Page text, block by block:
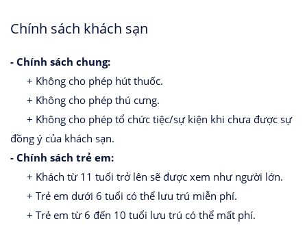
Chính sách khách sạn
- Chính sách chung:
+ Không cho phép hút thuốc.
+ Không cho phép thú cưng.
+ Không cho phép tổ chức tiệc/sự kiện khi chưa được sự
đồng ý của khách sạn.
- Chính sách trẻ em:
+ Khách từ 11 tuổi trở lên sẽ được xem như người lớn.
+ Trẻ em dưới 6 tuổi có thể lưu trú miễn phí.
+ Trẻ em từ 6 đến 10 tuổi lưu trú có thể mất phí.